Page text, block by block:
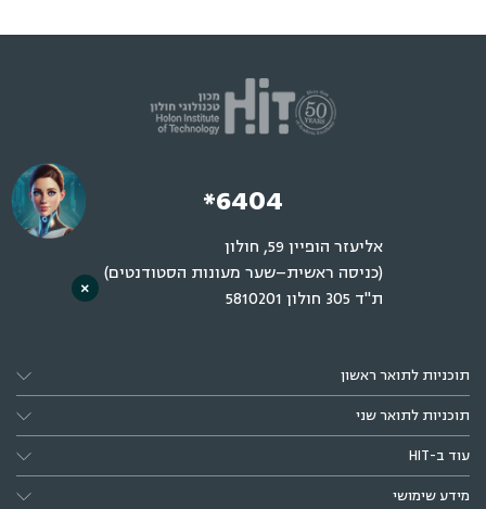
*6404
אליעזר הופיין 59, חולון
(כניסה ראשית–שער מעונות הסטודנטים)
ת"ד 305 חולון 5810201
תוכניות לתואר ראשון
תוכניות לתואר שני
עוד ב-HIT
מידע שימושי
×